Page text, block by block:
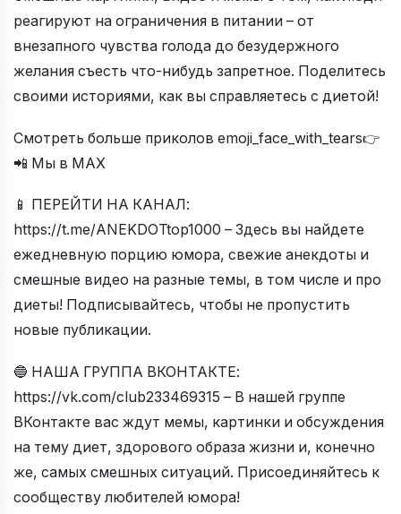
реагируют на ограничения в питании – от
внезапного чувства голода до безудержного
желания съесть что-нибудь запретное. Поделитесь
своими историями, как вы справляетесь с диетой!
Смотреть больше приколов emoji_face_with_tears👉
📲 Мы в МАХ
📱 ПЕРЕЙТИ НА КАНАЛ:
https://t.me/ANEKDOTtop1000 – Здесь вы найдете
ежедневную порцию юмора, свежие анекдоты и
смешные видео на разные темы, в том числе и про
диеты! Подписывайтесь, чтобы не пропустить
новые публикации.
🔵 НАША ГРУППА ВКОНТАКТЕ:
https://vk.com/club233469315 – В нашей группе
ВКонтакте вас ждут мемы, картинки и обсуждения
на тему диет, здорового образа жизни и, конечно
же, самых смешных ситуаций. Присоединяйтесь к
сообществу любителей юмора!